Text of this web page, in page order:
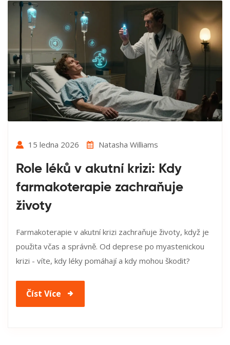
15 ledna 2026 Natasha Williams
Role léků v akutní krizi: Kdy
farmakoterapie zachraňuje
životy
Farmakoterapie v akutní krizi zachraňuje životy, když je
použita včas a správně. Od deprese po myastenickou
krizi - víte, kdy léky pomáhají a kdy mohou škodit?
Číst Více